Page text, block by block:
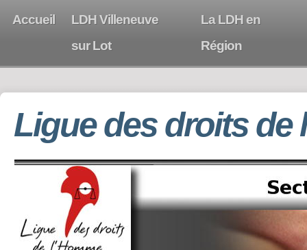
Accueil
LDH Villeneuve
sur Lot
La LDH en
Région
Ligue des droits de